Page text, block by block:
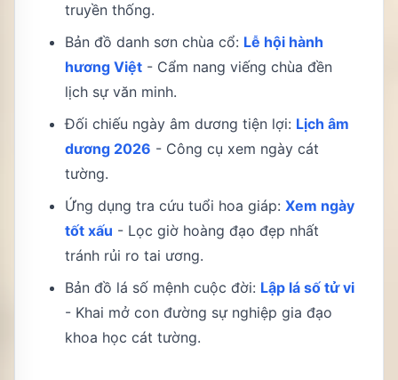
truyền thống.
Bản đồ danh sơn chùa cổ: Lễ hội hành
hương Việt - Cẩm nang viếng chùa đền
lịch sự văn minh.
Đối chiếu ngày âm dương tiện lợi: Lịch âm
dương 2026 - Công cụ xem ngày cát
tường.
Ứng dụng tra cứu tuổi hoa giáp: Xem ngày
tốt xấu - Lọc giờ hoàng đạo đẹp nhất
tránh rủi ro tai ương.
Bản đồ lá số mệnh cuộc đời: Lập lá số tử vi
- Khai mở con đường sự nghiệp gia đạo
khoa học cát tường.